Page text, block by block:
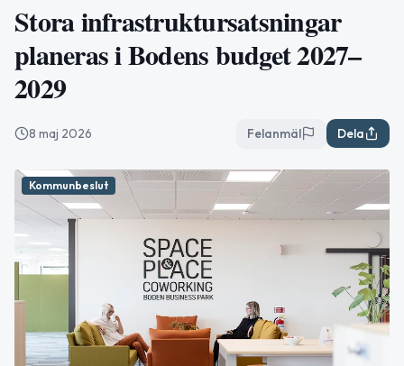
Stora infrastruktursatsningar
planeras i Bodens budget 2027–
2029
8 maj 2026 Felanmäl Dela
Kommunbeslut